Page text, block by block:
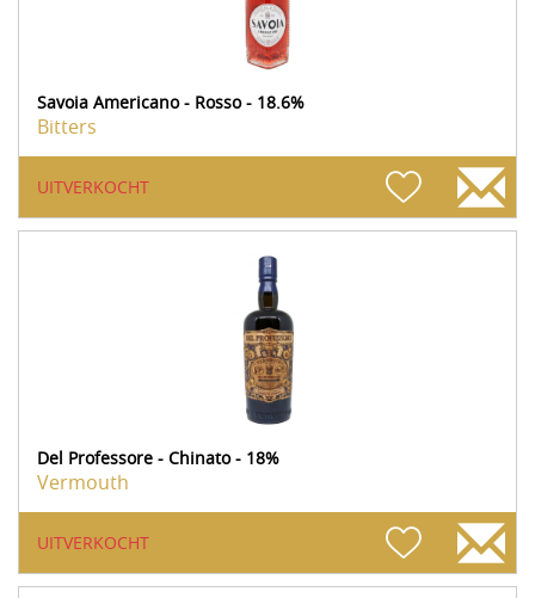
Savoia Americano - Rosso - 18.6%
Bitters
UITVERKOCHT
Del Professore - Chinato - 18%
Vermouth
UITVERKOCHT